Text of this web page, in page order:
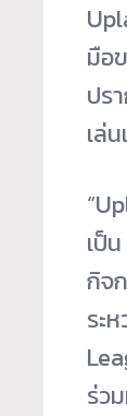
มือ
ปร
เล่
เป็
กิจ
ระ
ร่ว